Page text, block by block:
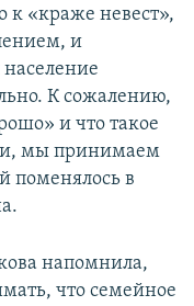
к «краже невест»,
и
К сожалению,
и что такое
мы принимаем
поменялось в
напомнила,
что семейное